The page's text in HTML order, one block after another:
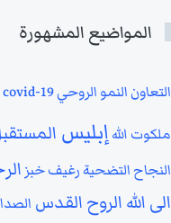
المواضيع المشهورة
التعاون النمو الروحيcovid-19
ملكوت اللهإبليس
النجاح التضحية رغيف خبز
الى الله الروح القدس